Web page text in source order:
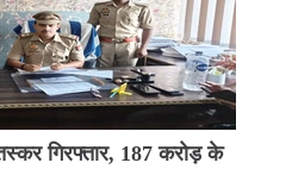
गिरफ्तार, 187 करोड़ के